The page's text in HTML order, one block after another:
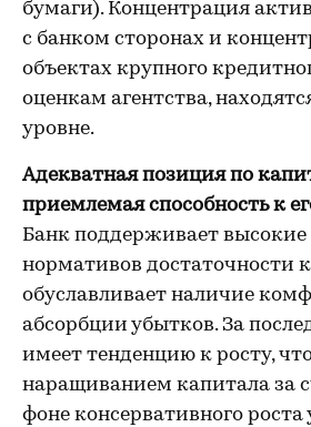
бумаги). Концентрация
с банком сторонах и
объектах крупного
оценкам агентства,
уровне.
Адекватная позиция по
приемлемая способность к
Банк поддерживает высокие
нормативов достаточности
обуславливает наличие
абсорбции убытков. За
имеет тенденцию к росту,
наращиванием капитала за
фоне консервативного роста